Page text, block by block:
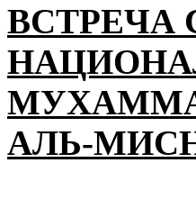
ВСТРЕЧА
АЛЬ-